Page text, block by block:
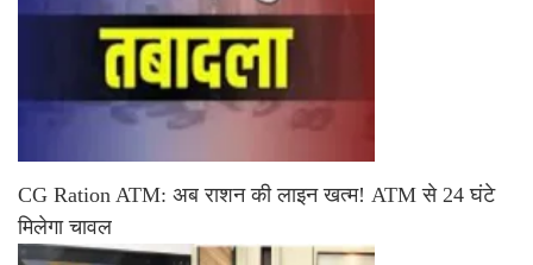
CG Ration ATM: अब राशन की लाइन खत्म! ATM से 24 घंटे
मिलेगा चावल